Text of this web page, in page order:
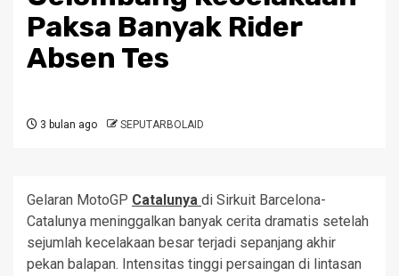
Paksa Banyak Rider
Absen Tes
3 bulan ago SEPUTARBOLAID
Gelaran MotoGP Catalunya di Sirkuit Barcelona-
Catalunya meninggalkan banyak cerita dramatis setelah
sejumlah kecelakaan besar terjadi sepanjang akhir
pekan balapan. Intensitas tinggi persaingan di lintasan